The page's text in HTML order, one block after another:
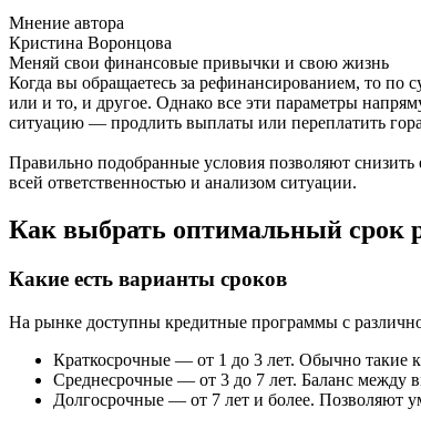
Мнение автора
Кристина Воронцова
Меняй свои финансовые привычки и свою жизнь
Когда вы обращаетесь за рефинансированием, то по
или и то, и другое. Однако все эти параметры
ситуацию — продлить выплаты или переплатить
Правильно подобранные условия позволяют
всей ответственностью и анализом ситуации.
Как выбрать оптимальный срок
Какие есть варианты сроков
На рынке доступны кредитные программы с
Краткосрочные — от 1 до 3 лет. Обычно такие
Среднесрочные — от 3 до 7 лет. Баланс между
Долгосрочные — от 7 лет и более. Позволяют